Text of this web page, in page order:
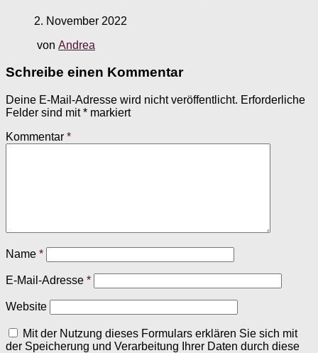
2. November 2022
von Andrea
Schreibe einen Kommentar
Deine E-Mail-Adresse wird nicht veröffentlicht. Erforderliche
Felder sind mit* markiert
Kommentar *
Name *
E-Mail-Adresse *
Website
Mit der Nutzung dieses Formulars erklären Sie sich mit
der Speicherung und Verarbeitung Ihrer Daten durch diese